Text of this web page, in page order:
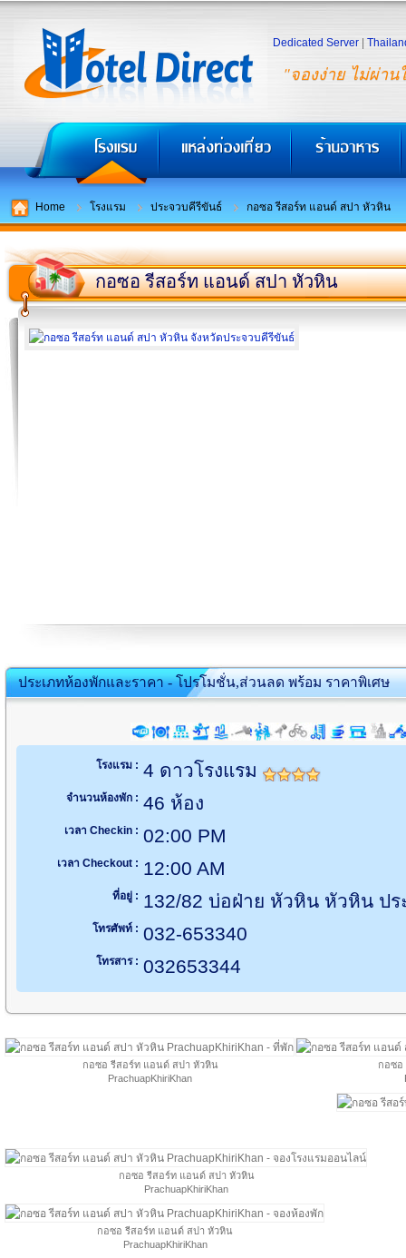
"จองง่าย ไม่ผ่าน
Dedicated Server
Home โรงแรม ประจวบคีรีขันธ์ กอซอ รีสอร์ท แอนด์ สปา หัวหิน
กอซอ รีสอร์ท แอนด์ สปา หัวหิน
ประเภทห้องพักและราคา - โปรโมชั่น,ส่วนลด พร้อม ราคาพิเศษ
โรงแรม : 4 ดาวโรงแรม
จำนวนห้องพัก : 46 ห้อง
เวลา Checkin : 02:00 PM
เวลา Checkout : 12:00 AM
ที่อยู่ : 132/82 บ่อฝ่าย หัวหิน หัวหิน ป
โทรศัพท์ : 032-653340
โทรสาร : 032653344
กอซอ รีสอร์ท แอนด์ สปา หัวหิน
PrachuapKhiriKhan
กอซอ
กอซอ รีสอร์ท แอนด์ สปา หัวหิน
PrachuapKhiriKhan
กอซอ รีสอร์ท แอนด์ สปา หัวหิน
PrachuapKhiriKhan